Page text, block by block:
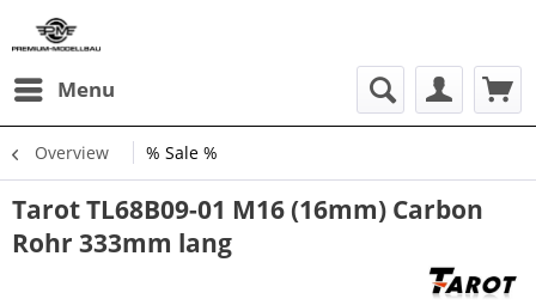
Menu
Overview % Sale %
Tarot TL68B09-01 M16 (16mm) Carbon
Rohr 333mm lang